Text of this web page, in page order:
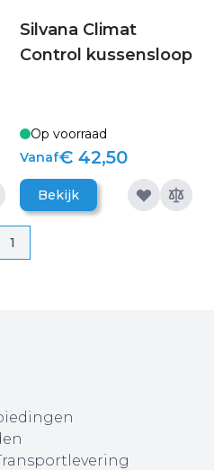
Silvana Climat
Control kussensloop
Op voorraad
Vanaf€ 42,50
Bekijk
Pagina
Pagina
1